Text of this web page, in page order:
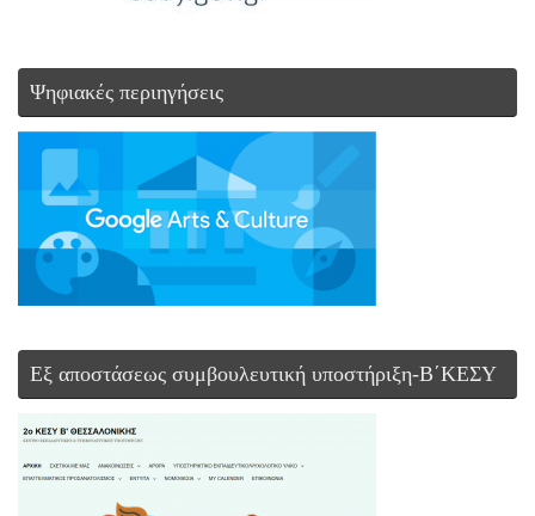
Ψηφιακές περιηγήσεις
Εξ αποστάσεως συμβουλευτική υποστήριξη-Β΄ΚΕΣΥ